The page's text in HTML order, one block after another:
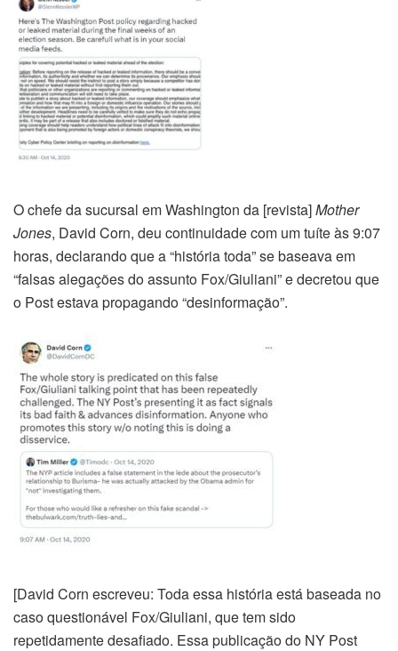
O chefe da sucursal em Washington da [revista]Mother
Jones, David Corn, deu continuidade com um tuíte às 9:07
horas, declarando que a “história toda” se baseava em
“falsas alegações do assunto Fox/Giuliani” e decretou que
o Post estava propagando “desinformação”.
[David Corn escreveu: Toda essa história está baseada no
caso questionável Fox/Giuliani, que tem sido
repetidamente desafiado. Essa publicação do NY Post